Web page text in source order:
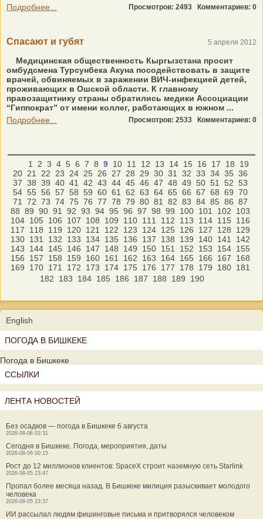
Подробнее...
Просмотров: 2493 Комментариев: 0
Спасают и губят 5 апреля 2012
Медицинская общественность Кыргызстана просит
омбудсмена Турсунбека Акуна посодействовать в защите
врачей, обвиняемых в заражении ВИЧ-инфекцией детей,
проживающих в Ошской области. К главному
правозащитнику страны обратились медики Ассоциации
“Гиппократ” от имени коллег, работающих в южном ...
Подробнее...
Просмотров: 2533 Комментариев: 0
1 2 3 4 5 6 7 8 9 10 11 12 13 14 15 16 17 18
19
20 21 22 23 24 25 26 27 28 29 30 31 32 33 34 35 36
37 38 39 40 41 42 43 44 45 46 47 48 49 50 51 52 53
54 55 56 57 58 59 60 61 62 63 64 65 66 67 68 69 70
71
72 73 74 75 76 77 78 79 80 81 82 83 84 85 86 87
88 89 90 91 92 93 94 95 96 97 98 99 100 101 102
103
104 105 106 107 108 109 110 111 112 113 114 115
116
117
118 119 120 121 122 123 124 125 126 127 128
129
130 131 132 133 134 135 136 137 138 139 140 141
142
143
144 145 146 147 148 149 150 151 152 153 154 155
156
157 158 159 160 161 162 163 164 165 166 167
168
169
170 171 172 173 174 175 176 177 178 179 180 181
182
183 184 185 186 187 188 189 190
English
ПОГОДА В БИШКЕКЕ
Погода в Бишкеке
ССЫЛКИ
ЛЕНТА НОВОСТЕЙ
Без осадков — погода в Бишкеке 6 августа
2026-08-06 03:31
Сегодня в Бишкеке. Погода, мероприятия, даты
2026-08-06 00:15
Рост до 12 миллионов клиентов: SpaceX строит наземную сеть Starlink
2026-08-05 23:47
Пропал более месяца назад. В Бишкеке милиция разыскивает молодого
человека
2026-08-05 23:37
ИИ рассылал людям фишинговые письма и притворялся человеком